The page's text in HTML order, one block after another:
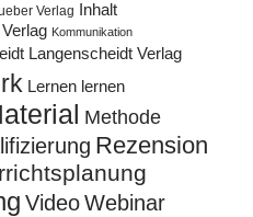
Verlag
Inhalt
Kommunikation
Langenscheidt Verlag
Lernen lernen
Methode
Rezension
VideoWebinar